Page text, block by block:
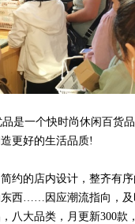
一个快时尚休闲百货品
更好的生活品质!
的店内设计，整齐有序
西……因应潮流指向，及
八大品类，月更新300款